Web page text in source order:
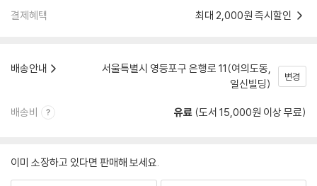
결제혜택 최대 2,000원 즉시할인
배송안내
서울특별시 영등포구 은행로 11(여의도동,
일신빌딩)
변경
배송비 유료 (도서 15,000원 이상 무료)
이미 소장하고 있다면 판매해 보세요.